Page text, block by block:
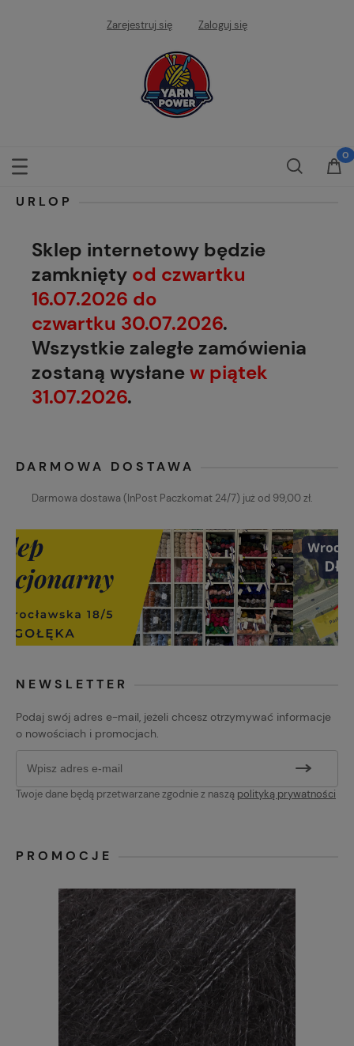
Zarejestruj się Zaloguj się
URLOP
Sklep internetowy będzie
zamknięty od czwartku
16.07.2026 do
czwartku 30.07.2026.
Wszystkie zaległe zamówienia
zostaną wysłanew piątek
31.07.2026.
DARMOWA DOSTAWA
Darmowa dostawa (InPost Paczkomat 24/7) już od 99,00 zł.
NEWSLETTER
Podaj swój adres e-mail, jeżeli chcesz otrzymywać informacje
o nowościach i promocjach.
Twoje dane będą przetwarzane zgodnie z naszą polityką prywatności
PROMOCJE